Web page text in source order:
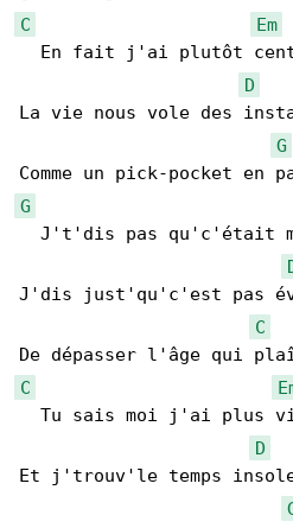
C
Em
En fait j'ai plutôt
D
La vie nous vole des
G
G
J't'dis pas qu'c'était
J'dis just'qu'c'est pas
C
C
Tu sais moi j'ai plus
D
Et j'trouv'le temps